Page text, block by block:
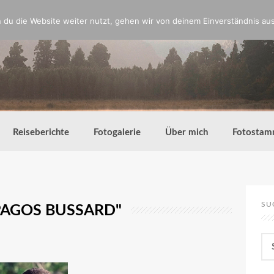
Reiseberichte Fotogalerie Über mich
BUSSARD"
du die Website weiter nutzt, gehen wir von deinem Einverständnis